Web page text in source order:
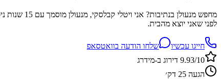
לפני שאני יוצא מהבית.
חייגו עכשיו
שלחו הודעה בוואטסאפ
9.93/10 דירוג ב-מידרג
הגעה 25 דק׳